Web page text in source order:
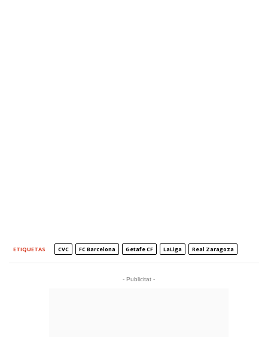
ETIQUETAS CVC FC Barcelona Getafe CF LaLiga Real Zaragoza
- Publicitat -